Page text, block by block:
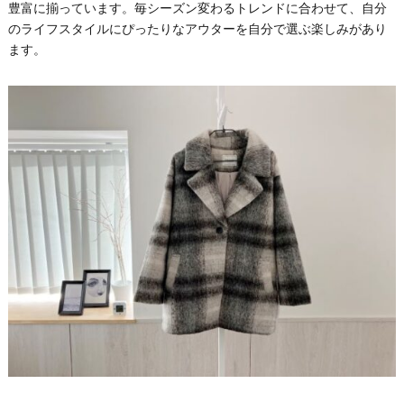
豊富に揃っています。毎シーズン変わるトレンドに合わせて、自分
のライフスタイルにぴったりなアウターを自分で選ぶ楽しみがあり
ます。